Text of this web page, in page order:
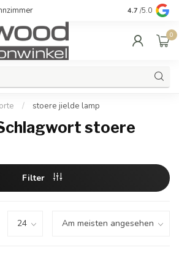
Qualität und
4.7 /5.0
0
/ stoere jielde lamp
stoere
Filter